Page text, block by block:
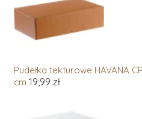
Pudełka tekturowe HAVANA
cm 19,99 zł